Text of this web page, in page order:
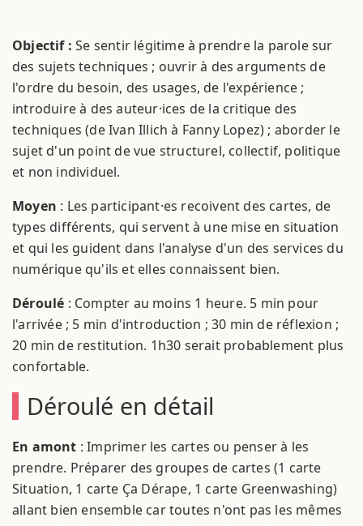
Objectif : Se sentir légitime à prendre la parole sur
des sujets techniques ; ouvrir à des arguments de
l'ordre du besoin, des usages, de l'expérience ;
introduire à des auteur·ices de la critique des
techniques (de Ivan Illich à Fanny Lopez) ; aborder le
sujet d'un point de vue structurel, collectif, politique
et non individuel.
Moyen : Les participant·es recoivent des cartes, de
types différents, qui servent à une mise en situation
et qui les guident dans l'analyse d'un des services du
numérique qu'ils et elles connaissent bien.
Déroulé : Compter au moins 1 heure. 5 min pour
l'arrivée ; 5 min d'introduction ; 30 min de réflexion ;
20 min de restitution. 1h30 serait probablement plus
confortable.
Déroulé en détail
En amont : Imprimer les cartes ou penser à les
prendre. Préparer des groupes de cartes (1 carte
Situation, 1 carte Ça Dérape, 1 carte Greenwashing)
allant bien ensemble car toutes n'ont pas les mêmes